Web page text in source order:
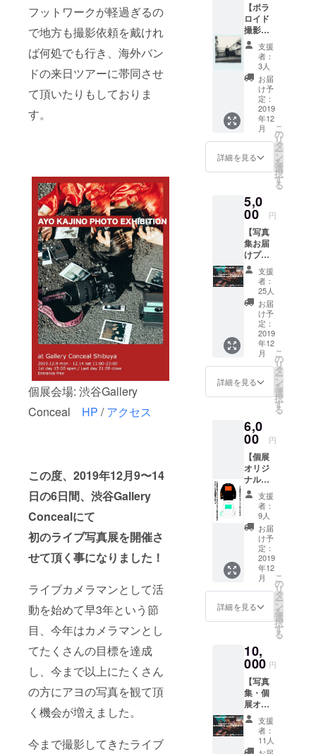
フットワークが軽過ぎるの
で地方も撮影依頼を戴けれ
ば何処でも行き、海外バン
ドの来日ツアーに帯同させ
て頂いたりもしておりま
す。
個展会場: 渋谷Gallery
Conceal HP /アクセス
この度、2019年12月9〜14
日の6日間、渋谷Gallery
Concealにて
初のライブ写真展を開催さ
せて頂く事になりました！
ライブカメラマンとして活
動を始めて早3年という節
目、今年はカメラマンとし
てたくさんの目標を達成
し、今まで以上にたくさん
の方にアヨの写真を観て頂
く機会が増えました。
今まで撮影してきたライブ
【ポラ
ロイド
撮影】
・ポラ
ロイド
撮影、
その場
で1枚お
渡し ※
個展開
催期間
内に会
場へお
越し頂
ける方
のみと
す。 ※
撮影は1
枚につ
き何名
様でも
写って
頂いて
構いま
せん、
お友達
とも是
非！ ※
通常の
フィル
ムカメ
ラと違
い焼き
お渡し
出来る
のは1枚
のみと
なりま
すので
ご注意
下さ
い。
支援
者：
3人
お届
け予
定：
2019
年12
月
詳細を見る
こ
の
リ
タ
ー
ン
を
選
択
す
る
5,0
00 円
【写真
集お届
けプラ
ン】 ・
アヨ
2019総
集編写
真集 今
回の個
展にて
展示す
る写
真、展
示しな
い写真
を含め
ジ前後
の写真
集とな
りま
す。 写
真集完
成次
第、発
送させ
て頂き
ます！
※達成金
額によ
り、
ページ
数は前
後して
承下さ
いま
せ。
支援
者：
25人
お届
け予
定：
2019
年12
月
詳細を見る
こ
の
リ
タ
ー
ン
を
選
択
す
る
6,0
00 円
【個展
オリジ
ナルデ
ザイン
ロングT
シャツ
お届け
プラ
ン】 ・
オリジ
ナルデ
ザイン
ロングT
シャツ
ロングT
シャツ
第、発
送させ
て頂き
ます！
※デザイ
ンに関
しまし
ては、
追って
Twitter
支援
者：
9人
お届
け予
定：
2019
年12
月
詳細を見る
こ
の
リ
タ
ー
ン
を
選
択
す
る
10,
000 円
【写真
集・個
展オリ
ジナル
デザイ
ンロン
グTシャ
支援
者：
11人